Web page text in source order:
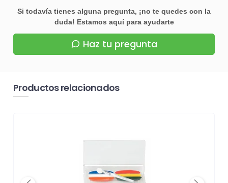
Si todavía tienes alguna pregunta, ¡no te quedes con la
duda! Estamos aquí para ayudarte
Haz tu pregunta
Productos relacionados